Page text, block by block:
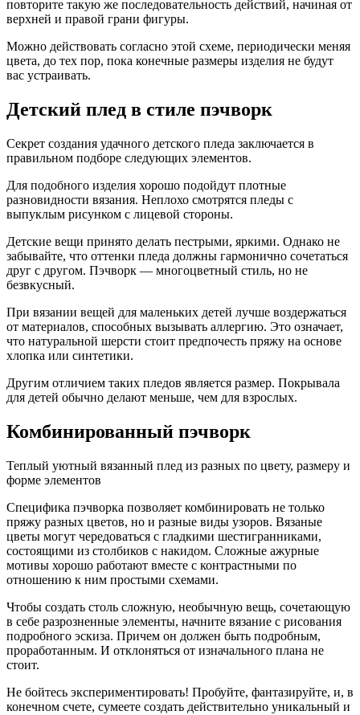
повторите такую же последовательность действий, начиная от
верхней и правой грани фигуры.
Можно действовать согласно этой схеме, периодически меняя
цвета, до тех пор, пока конечные размеры изделия не будут
вас устраивать.
Детский плед в стиле пэчворк
Секрет создания удачного детского пледа заключается в
правильном подборе следующих элементов.
Для подобного изделия хорошо подойдут плотные
разновидности вязания. Неплохо смотрятся пледы с
выпуклым рисунком с лицевой стороны.
Детские вещи принято делать пестрыми, яркими. Однако не
забывайте, что оттенки пледа должны гармонично сочетаться
друг с другом. Пэчворк — многоцветный стиль, но не
безвкусный.
При вязании вещей для маленьких детей лучше воздержаться
от материалов, способных вызывать аллергию. Это означает,
что натуральной шерсти стоит предпочесть пряжу на основе
хлопка или синтетики.
Другим отличием таких пледов является размер. Покрывала
для детей обычно делают меньше, чем для взрослых.
Комбинированный пэчворк
Теплый уютный вязанный плед из разных по цвету, размеру и
форме элементов
Специфика пэчворка позволяет комбинировать не только
пряжу разных цветов, но и разные виды узоров. Вязаные
цветы могут чередоваться с гладкими шестигранниками,
состоящими из столбиков с накидом. Сложные ажурные
мотивы хорошо работают вместе с контрастными по
отношению к ним простыми схемами.
Чтобы создать столь сложную, необычную вещь, сочетающую
в себе разрозненные элементы, начните вязание с рисования
подробного эскиза. Причем он должен быть подробным,
проработанным. И отклоняться от изначального плана не
стоит.
Не бойтесь экспериментировать! Пробуйте, фантазируйте, и, в
конечном счете, сумеете создать действительно уникальный и